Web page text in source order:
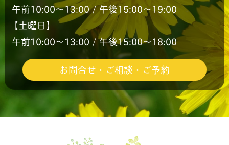
午前10:00〜13:00 / 午後15:00〜19:00
【土曜日】
午前10:00〜13:00 / 午後15:00〜18:00
お問合せ・ご相談・ご予約